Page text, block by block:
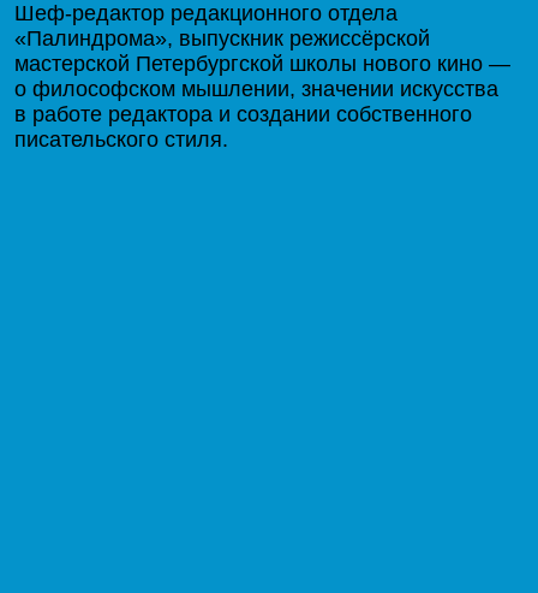
Шеф-редактор редакционного отдела
«Палиндрома», выпускник режиссёрской
мастерской Петербургской школы нового кино —
о философском мышлении, значении искусства
в работе редактора и создании собственного
писательского стиля.